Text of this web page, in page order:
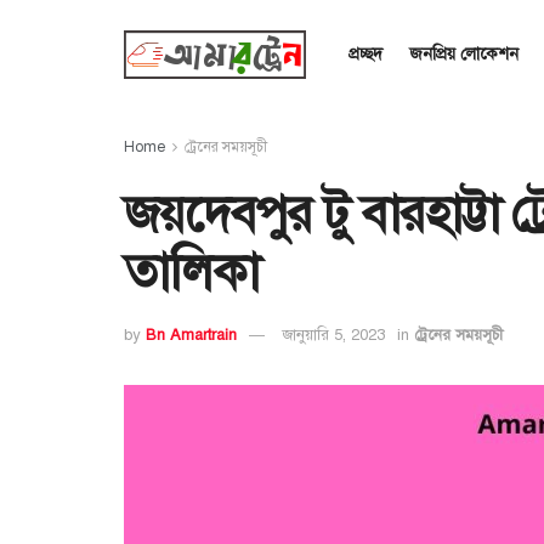
প্রচ্ছদ জনপ্রিয় লোকেশন
Home ট্রেনের সময়সূচী
জয়দেবপুর টু বারহাট্টা
তালিকা
by Bn Amartrain জানুয়ারি 5, 2023 in ট্রেনের সময়সূচী